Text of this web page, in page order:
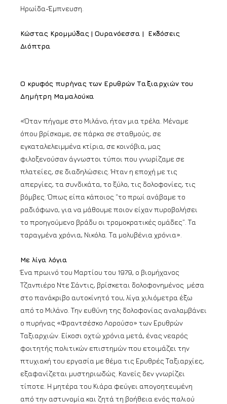
Ηρωίδα-Έμπνευση.
Κώστας Κρομμύδας | Ουρανόεσσα | Εκδόσεις
Διόπτρα
Ο κρυφός πυρήνας των Ερυθρών Ταξιαρχιών του
Δημήτρη Μαμαλούκα
«Όταν πήγαμε στο Μιλάνο, ήταν μια τρέλα. Μέναμε
όπου βρίσκαμε, σε πάρκα σε σταθμούς, σε
εγκαταλελειμμένα κτίρια, σε κοινόβια, μας
φιλοξενούσαν άγνωστοι τύποι που γνωρίζαμε σε
πλατείες, σε διαδηλώσεις. Ήταν η εποχή με τις
απεργίες, τα συνδικάτα, το ξύλο, τις δολοφονίες, τις
βόμβες. Όπως είπα κάποιος “το πρωί ανάβαμε το
ραδιόφωνο, για να μάθουμε ποιον είχαν πυροβολήσει
το προηγούμενο βράδυ οι τρομοκρατικές ομάδες”. Τα
ταραγμένα χρόνια, Νικόλα. Τα μολυβένια χρόνια».
Με λίγα λόγια
Ένα πρωινό του Μαρτίου του 1979, ο βιομήχανος
Τζανπιέρο Ντε Σάντις, βρίσκεται δολοφονημένος μέσα
στο πανάκριβο αυτοκίνητό του, λίγα χιλιόμετρα έξω
από το Μιλάνο. Την ευθύνη της δολοφονίας αναλαμβάνει
ο πυρήνας «Φραντσέσκο Λορούσο» των Ερυθρών
Ταξιαρχιών. Είκοσι οχτώ χρόνια μετά, ένας νεαρός
φοιτητής πολιτικών επιστημών που ετοιμάζει την
πτυχιακή του εργασία με θέμα τις Ερυθρές Ταξιαρχίες,
εξαφανίζεται μυστηριωδώς. Κανείς δεν γνωρίζει
τίποτε. Η μητέρα του Κιάρα φεύγει απογοητευμένη
από την αστυνομία και ζητά τη βοήθεια ενός παλιού